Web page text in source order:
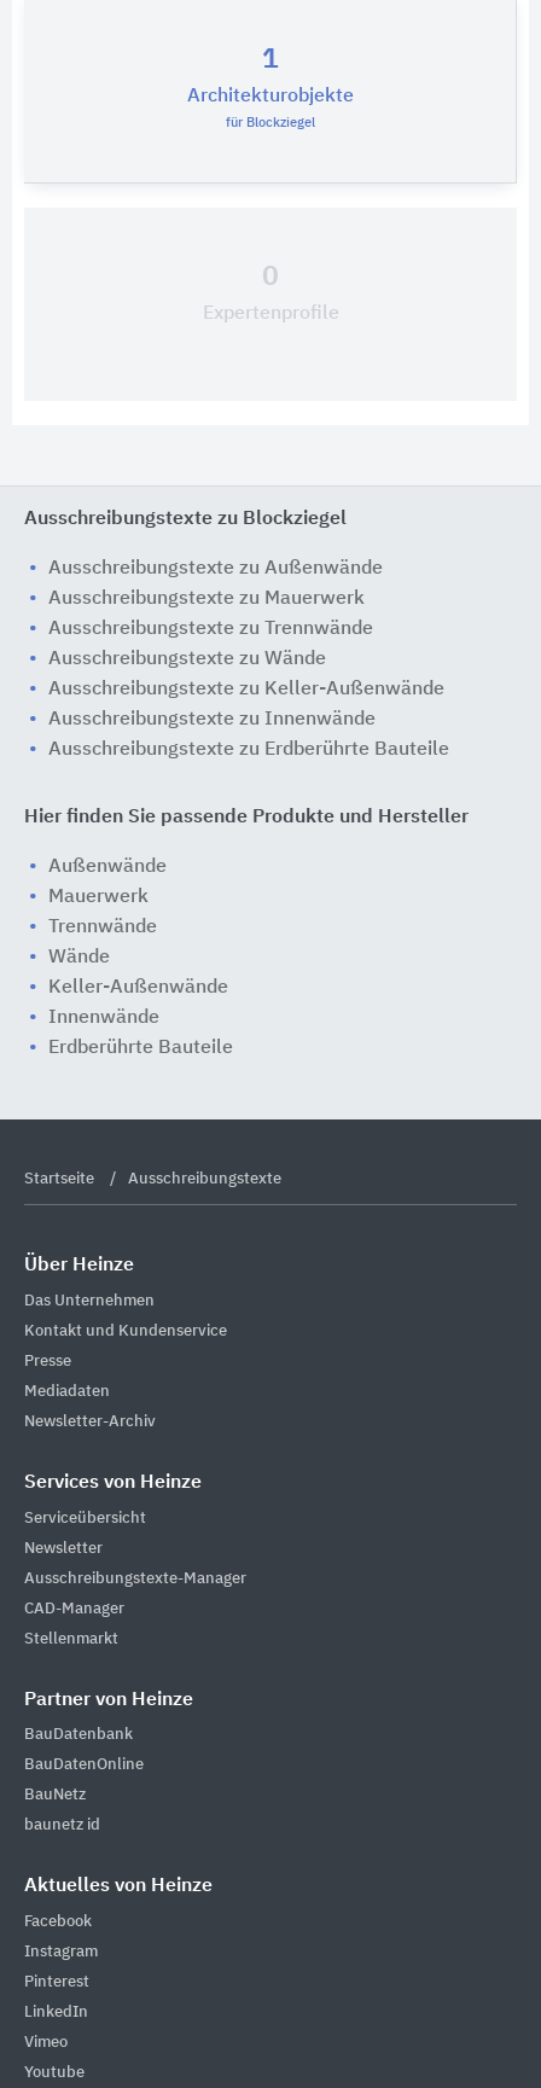
1
Architekturobjekte
für Blockziegel
0
Expertenprofile
Ausschreibungstexte zu Blockziegel
Ausschreibungstexte zu Außenwände
Ausschreibungstexte zu Mauerwerk
Ausschreibungstexte zu Trennwände
Ausschreibungstexte zu Wände
Ausschreibungstexte zu Keller-Außenwände
Ausschreibungstexte zu Innenwände
Ausschreibungstexte zu Erdberührte Bauteile
Hier finden Sie passende Produkte und Hersteller
Außenwände
Mauerwerk
Trennwände
Wände
Keller-Außenwände
Innenwände
Erdberührte Bauteile
Startseite Ausschreibungstexte
Über Heinze
Das Unternehmen
Kontakt und Kundenservice
Presse
Mediadaten
Newsletter-Archiv
Services von Heinze
Serviceübersicht
Newsletter
Ausschreibungstexte-Manager
CAD-Manager
Stellenmarkt
Partner von Heinze
BauDatenbank
BauDatenOnline
BauNetz
baunetz id
Aktuelles von Heinze
Facebook
Instagram
Pinterest
LinkedIn
Vimeo
Youtube